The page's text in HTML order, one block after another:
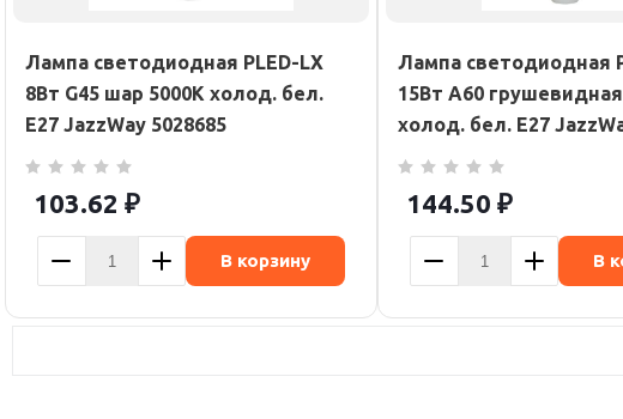
Лампа светодиодная PLED-LX
8Вт G45 шар 5000К холод. бел.
E27 JazzWay 5028685
103.62 ₽
В корзину
Лампа светодиодная
15Вт A60
холод. бел. E27
144.50 ₽
В